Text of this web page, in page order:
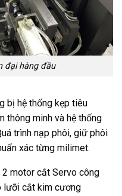
đại hàng đầu
bị hệ thống kẹp tiêu
thông minh và hệ thống
trình nạp phôi, giữ phôi
xác từng milimet.
motor cắt Servo công
lưỡi cắt kim cương